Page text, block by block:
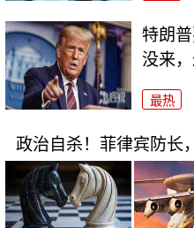
特朗
没来
最热
政治自杀！菲律宾防长